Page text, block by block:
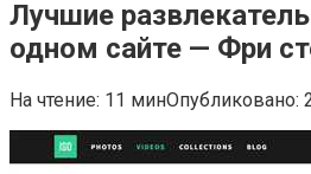
Лучшие
одном сайте — Фри
На чтение: 11 минОпубликовано: